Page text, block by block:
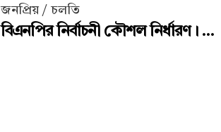
জনপ্রিয় / চলতি
বিএনপির নির্বাচনী কৌশল নির্ধারণ। ...